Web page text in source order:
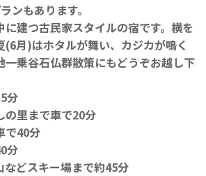
ンもあります。
建つ古民家スタイルの宿です。横を
(6月)はホタルが舞い、カジカが鳴く
一乗谷石仏群散策にもどうぞお越し下
分
里まで車で20分
で40分
分
どスキー場まで約45分